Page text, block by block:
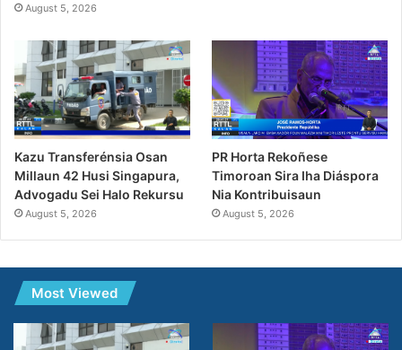
August 5, 2026
Kazu Transferénsia Osan
Millaun 42 Husi Singapura,
Advogadu Sei Halo Rekursu
August 5, 2026
PR Horta Rekoñese
Timoroan Sira Iha Diáspora
Nia Kontribuisaun
August 5, 2026
Most Viewed